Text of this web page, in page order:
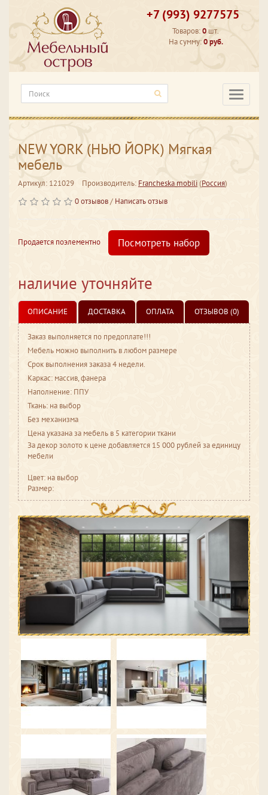
+7 (993) 9277575
Товаров:0 шт.
На сумму:0 руб.
NEW YORK (НЬЮ ЙОРК) Мягкая
мебель
Артикул: 121029 Производитель: Francheska mobili (Россия)
0 отзывов/ Написать отзыв
Продается поэлементно Посмотреть набор
наличие уточняйте
ОПИСАНИЕ ДОСТАВКА ОПЛАТА ОТЗЫВОВ (0)
Заказ выполняется по предоплате!!!
Мебель можно выполнить в любом размере
Срок выполнения заказа 4 недели.
Каркас: массив, фанера
Наполнение: ППУ
Ткань: на выбор
Без механизма
Цена указана за мебель в 5 категории ткани
За декор золото к цене добавляется 15 000 рублей за единицу
мебели
Цвет: на выбор
Размер: